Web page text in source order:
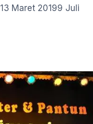
13 Maret 20199 Juli